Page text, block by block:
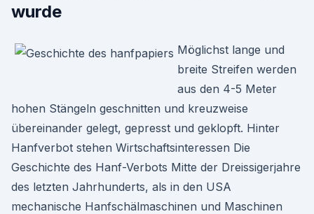
wurde
Möglichst lange und
breite Streifen werden
aus den 4-5 Meter
hohen Stängeln geschnitten und kreuzweise
übereinander gelegt, gepresst und geklopft. Hinter
Hanfverbot stehen Wirtschaftsinteressen Die
Geschichte des Hanf-Verbots Mitte der Dreissigerjahre
des letzten Jahrhunderts, als in den USA
mechanische Hanfschälmaschinen und Maschinen